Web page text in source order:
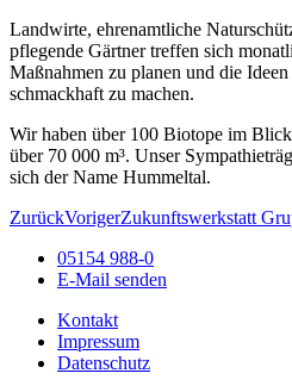
Landwirte, ehrenamtliche
pflegende Gärtner treffen sich
Maßnahmen zu planen und die
schmackhaft zu machen.
Wir haben über 100 Biotope im
über 70 000 m³. Unser
sich der Name Hummeltal.
ZurückVorigerZukunftswerkstatt
05154 988-0
E-Mail senden
Kontakt
Impressum
Datenschutz